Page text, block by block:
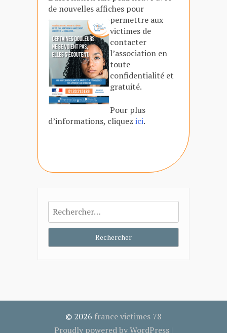
de nouvelles affiches pour
permettre aux
victimes de
contacter
l’association en
toute
confidentialité et
gratuité.
Pour plus
d’informations, cliquez ici.
Rechercher :
© 2026 france victimes 78
Proudly powered by WordPress |